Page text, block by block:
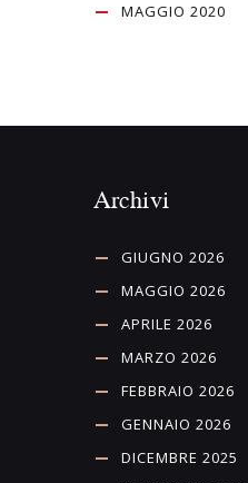
MAGGIO 2020
Archivi
GIUGNO 2026
MAGGIO 2026
APRILE 2026
MARZO 2026
FEBBRAIO 2026
GENNAIO 2026
DICEMBRE 2025